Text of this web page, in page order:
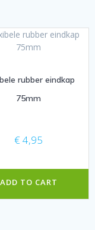
rubber eindkap
75mm
€ 4,95
ADD TO CART